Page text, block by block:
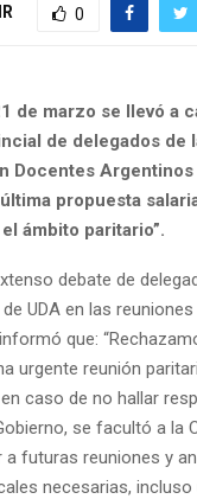
0
de marzo se llevó a
de delegados de
Docentes Argentinos
propuesta
ámbito paritario”.
debate de
UDA en las
que:
urgente reunión
caso de no hallar
se facultó a la
a futuras reuniones y
necesarias, incluso